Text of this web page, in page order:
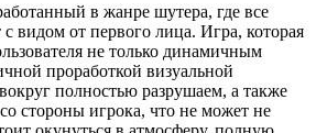
в жанре шутера, где все
с видом от первого лица. Игра, которая
не только динамичным
проработкой визуальной
полностью разрушаем, а также
стороны игрока, что не может не